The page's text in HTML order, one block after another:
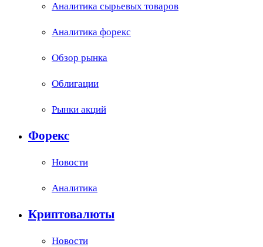
Аналитика сырьевых товаров
Аналитика форекс
Обзор рынка
Облигации
Рынки акций
Форекс
Новости
Аналитика
Криптовалюты
Новости